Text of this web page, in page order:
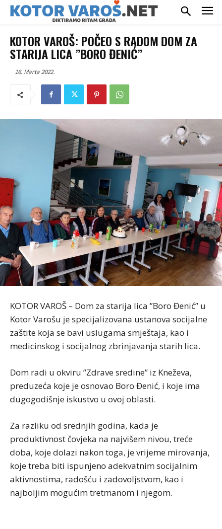
KOTOR VAROŠ: POČEO S RADOM DOM ZA
STARIJA LICA ’’BORO ĐENIĆ’’
16. Marta 2022.
KOTOR VAROŠ – Dom za starija lica ’’Boro Đenić’’ u
Kotor Varošu je specijalizovana ustanova socijalne
zaštite koja se bavi uslugama smještaja, kao i
medicinskog i socijalnog zbrinjavanja starih lica.
Dom radi u okviru ’’Zdrave sredine’’ iz Kneževa,
preduzeća koje je osnovao Boro Đenić, i koje ima
dugogodišnje iskustvo u ovoj oblasti.
Za razliku od srednjih godina, kada je
produktivnost čovjeka na najvišem nivou, treće
doba, koje dolazi nakon toga, je vrijeme mirovanja,
koje treba biti ispunjeno adekvatnim socijalnim
aktivnostima, radošću i zadovoljstvom, kao i
najboljim mogućim tretmanom i njegom.